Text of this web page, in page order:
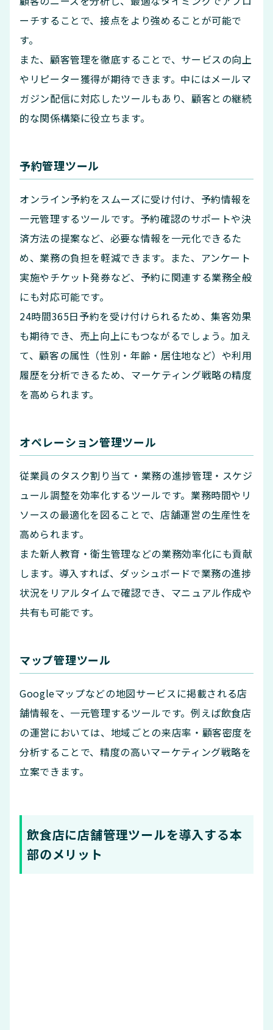
ーチすることで、接点をより強めることが可能で
す。
また、顧客管理を徹底することで、サービスの向上
やリピーター獲得が期待できます。中にはメールマ
ガジン配信に対応したツールもあり、顧客との継続
的な関係構築に役立ちます。
予約管理ツール
オンライン予約をスムーズに受け付け、予約情報を
一元管理するツールです。予約確認のサポートや決
済方法の提案など、必要な情報を一元化できるた
め、業務の負担を軽減できます。また、アンケート
実施やチケット発券など、予約に関連する業務全般
にも対応可能です。
24時間365日予約を受け付けられるため、集客効果
も期待でき、売上向上にもつながるでしょう。加え
て、顧客の属性（性別・年齢・居住地など）や利用
履歴を分析できるため、マーケティング戦略の精度
を高められます。
オペレーション管理ツール
従業員のタスク割り当て・業務の進捗管理・スケジ
ュール調整を効率化するツールです。業務時間やリ
ソースの最適化を図ることで、店舗運営の生産性を
高められます。
また新人教育・衛生管理などの業務効率化にも貢献
します。導入すれば、ダッシュボードで業務の進捗
状況をリアルタイムで確認でき、マニュアル作成や
共有も可能です。
マップ管理ツール
Googleマップなどの地図サービスに掲載される店
舗情報を、一元管理するツールです。例えば飲食店
の運営においては、地域ごとの来店率・顧客密度を
分析することで、精度の高いマーケティング戦略を
立案できます。
飲食店に店舗管理ツールを導入する本
部のメリット